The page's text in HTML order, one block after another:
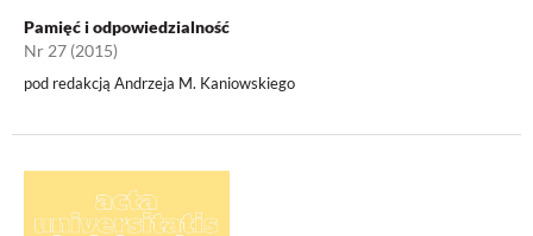
Pamięć i odpowiedzialność
Nr 27 (2015)
pod redakcją Andrzeja M. Kaniowskiego